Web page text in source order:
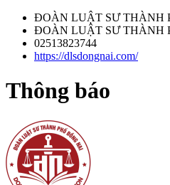
ĐOÀN LUẬT SƯ THÀNH
ĐOÀN LUẬT SƯ THÀNH
02513823744
https://dlsdongnai.com/
Thông báo